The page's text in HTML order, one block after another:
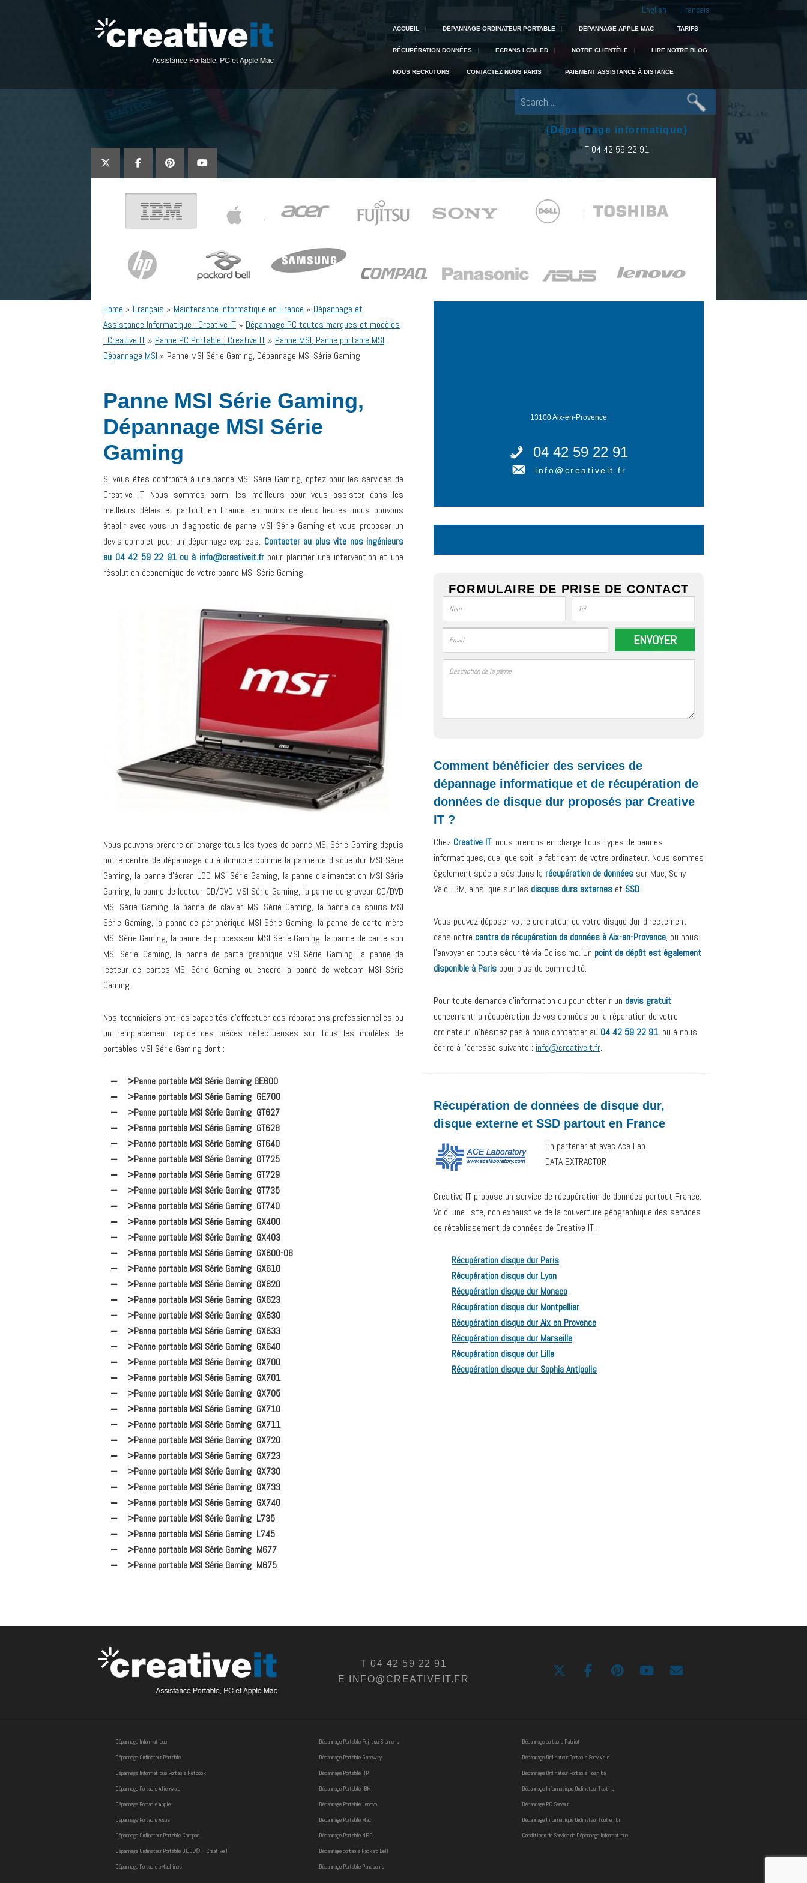
English Français
Creative IT
Pour tout dépannage informatique, appelez Creative IT au 04 42 59 22 91 : experts en portable, Mac, PC et récupération de données dans toute la
ACCUEIL DÉPANNAGE ORDINATEUR PORTABLE DÉPANNAGE APPLE MAC TARIFS
RÉCUPÉRATION DONNÉES ECRANS LCD/LED NOTRE CLIENTÈLE LIRE NOTRE BLOG
NOUS RECRUTONS CONTACTEZ NOUS PARIS PAIEMENT ASSISTANCE À DISTANCE
{Dépannage informatique}
T 04 42 59 22 91
Home » Français » Maintenance Informatique en France » Dépannage et
Assistance Informatique : Creative IT » Dépannage PC toutes marques et modèles
: Creative IT » Panne PC Portable : Creative IT » Panne MSI, Panne portable MSI,
Dépannage MSI » Panne MSI Série Gaming, Dépannage MSI Série Gaming
Panne MSI Série Gaming,
Dépannage MSI Série
Gaming
Si vous êtes confronté à une panne MSI Série Gaming, optez pour les services de
Creative IT. Nous sommes parmi les meilleurs pour vous assister dans les
meilleurs délais et partout en France, en moins de deux heures, nous pouvons
établir avec vous un diagnostic de panne MSI Série Gaming et vous proposer un
devis complet pour un dépannage express. Contacter au plus vite nos ingénieurs
au 04 42 59 22 91 ou à info@creativeit.frpour planifier une intervention et une
résolution économique de votre panne MSI Série Gaming.
Nous pouvons prendre en charge tous les types de panne MSI Série Gaming depuis
notre centre de dépannage ou à domicile comme la panne de disque dur MSI Série
Gaming, la panne d’écran LCD MSI Série Gaming, la panne d’alimentation MSI Série
Gaming, la panne de lecteur CD/DVD MSI Série Gaming, la panne de graveur CD/DVD
MSI Série Gaming, la panne de clavier MSI Série Gaming, la panne de souris MSI
Série Gaming, la panne de périphérique MSI Série Gaming, la panne de carte mère
MSI Série Gaming, la panne de processeur MSI Série Gaming, la panne de carte son
MSI Série Gaming, la panne de carte graphique MSI Série Gaming, la panne de
lecteur de cartes MSI Série Gaming ou encore la panne de webcam MSI Série
Gaming.
Nos techniciens ont les capacités d’effectuer des réparations professionnelles ou
un remplacement rapide des pièces défectueuses sur tous les modèles de
portables MSI Série Gaming dont :
>Panne portable MSI Série Gaming GE600
>Panne portable MSI Série Gaming GE700
>Panne portable MSI Série Gaming GT627
>Panne portable MSI Série Gaming GT628
>Panne portable MSI Série Gaming GT640
>Panne portable MSI Série Gaming GT725
>Panne portable MSI Série Gaming GT729
>Panne portable MSI Série Gaming GT735
>Panne portable MSI Série Gaming GT740
>Panne portable MSI Série Gaming GX400
>Panne portable MSI Série Gaming GX403
>Panne portable MSI Série Gaming GX600-08
>Panne portable MSI Série Gaming GX610
>Panne portable MSI Série Gaming GX620
>Panne portable MSI Série Gaming GX623
>Panne portable MSI Série Gaming GX630
>Panne portable MSI Série Gaming GX633
>Panne portable MSI Série Gaming GX640
>Panne portable MSI Série Gaming GX700
>Panne portable MSI Série Gaming GX701
>Panne portable MSI Série Gaming GX705
>Panne portable MSI Série Gaming GX710
>Panne portable MSI Série Gaming GX711
>Panne portable MSI Série Gaming GX720
>Panne portable MSI Série Gaming GX723
>Panne portable MSI Série Gaming GX730
>Panne portable MSI Série Gaming GX733
>Panne portable MSI Série Gaming GX740
>Panne portable MSI Série Gaming L735
>Panne portable MSI Série Gaming L745
>Panne portable MSI Série Gaming M677
>Panne portable MSI Série Gaming M675
13100 Aix-en-Provence
04 42 59 22 91
info@creativeit.fr
FORMULAIRE DE PRISE DE CONTACT
Comment bénéficier des services de
dépannage informatique et de récupération de
données de disque dur proposés par Creative
IT ?
Chez Creative IT, nous prenons en charge tous types de pannes
informatiques, quel que soit le fabricant de votre ordinateur. Nous sommes
également spécialisés dans la récupération de données sur Mac, Sony
Vaio, IBM, ainsi que sur les disques durs externes et SSD.
Vous pouvez déposer votre ordinateur ou votre disque dur directement
dans notre centre de récupération de données à Aix-en-Provence, ou nous
l’envoyer en toute sécurité via Colissimo. Un point de dépôt est également
disponible à Paris pour plus de commodité.
Pour toute demande d’information ou pour obtenir un devis gratuit
concernant la récupération de vos données ou la réparation de votre
ordinateur, n’hésitez pas à nous contacter au 04 42 59 22 91, ou à nous
écrire à l’adresse suivante : info@creativeit.fr.
Récupération de données de disque dur,
disque externe et SSD partout en France
En partenariat avec Ace Lab
DATA EXTRACTOR
Creative IT propose un service de récupération de données partout France.
Voici une liste, non exhaustive de la couverture géographique des services
de rétablissement de données de Creative IT :
Récupération disque dur Paris
Récupération disque dur Lyon
Récupération disque dur Monaco
Récupération disque dur Montpellier
Récupération disque dur Aix en Provence
Récupération disque dur Marseille
Récupération disque dur Lille
Récupération disque dur Sophia Antipolis
T 04 42 59 22 91
E INFO@CREATIVEIT.FR
Dépannage Informatique
Dépannage Ordinateur Portable
Dépannage Informatique Portable Netbook
Dépannage Portable Alienware
Dépannage Portable Apple
Dépannage Portable Asus
Dépannage Ordinateur Portable Compaq
Dépannage Ordinateur Portable DELL® – Creative IT
Dépannage Portable eMachines
Dépannage Portable Fujitsu Siemens
Dépannage Portable Gateway
Dépannage Portable HP
Dépannage Portable IBM
Dépannage Portable Lenovo
Dépannage Portable Mac
Dépannage Portable NEC
Dépannage portable Packard Bell
Dépannage Portable Panasonic
Dépannage portable Patriot
Dépannage Ordinateur Portable Sony Vaio
Dépannage Ordinateur Portable Toshiba
Dépannage Informatique Ordinateur Tactile
Dépannage PC Serveur
Dépannage Informatique Ordinateur Tout en Un
Conditions de Service de Dépannage Informatique